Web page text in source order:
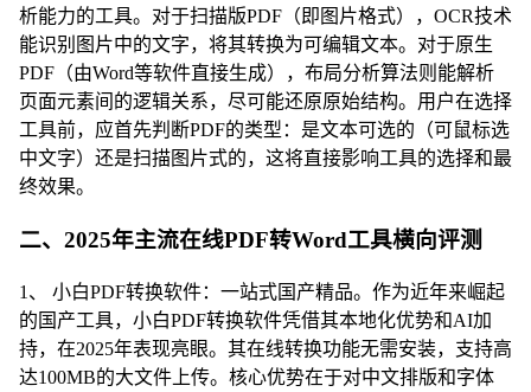
析能力的工具。对于扫描版PDF（即图片格式），OCR技术
能识别图片中的文字，将其转换为可编辑文本。对于原生
PDF（由Word等软件直接生成），布局分析算法则能解析
页面元素间的逻辑关系，尽可能还原原始结构。用户在选择
工具前，应首先判断PDF的类型：是文本可选的（可鼠标选
中文字）还是扫描图片式的，这将直接影响工具的选择和最
终效果。
二、2025年主流在线PDF转Word工具横向评测
1、 小白PDF转换软件：一站式国产精品。作为近年来崛起
的国产工具，小白PDF转换软件凭借其本地化优势和AI加
持，在2025年表现亮眼。其在线转换功能无需安装，支持高
达100MB的大文件上传。核心优势在于对中文排版和字体